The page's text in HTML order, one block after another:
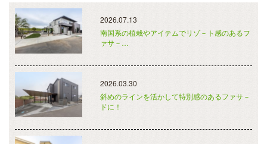
2026.07.13
南国系の植栽やアイテムでリゾ－ト感のあるフ
ァサ－…
2026.03.30
斜めのラインを活かして特別感のあるファサ－
ドに！